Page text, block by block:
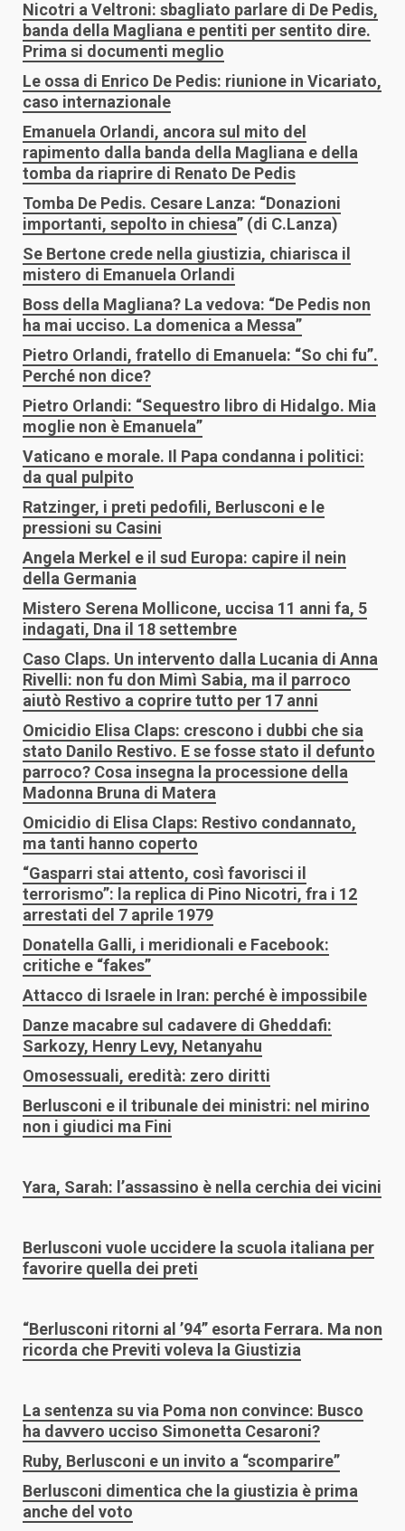
Nicotri a Veltroni: sbagliato parlare di De Pedis,
banda della Magliana e pentiti per sentito dire.
Prima si documenti meglio
Le ossa di Enrico De Pedis: riunione in Vicariato,
caso internazionale
Emanuela Orlandi, ancora sul mito del
rapimento dalla banda della Magliana e della
tomba da riaprire di Renato De Pedis
Tomba De Pedis. Cesare Lanza: “Donazioni
importanti, sepolto in chiesa” (di C.Lanza)
Se Bertone crede nella giustizia, chiarisca il
mistero di Emanuela Orlandi
Boss della Magliana? La vedova: “De Pedis non
ha mai ucciso. La domenica a Messa”
Pietro Orlandi, fratello di Emanuela: “So chi fu”.
Perché non dice?
Pietro Orlandi: “Sequestro libro di Hidalgo. Mia
moglie non è Emanuela”
Vaticano e morale. Il Papa condanna i politici:
da qual pulpito
Ratzinger, i preti pedofili, Berlusconi e le
pressioni su Casini
Angela Merkel e il sud Europa: capire il nein
della Germania
Mistero Serena Mollicone, uccisa 11 anni fa, 5
indagati, Dna il 18 settembre
Caso Claps. Un intervento dalla Lucania di Anna
Rivelli: non fu don Mimì Sabia, ma il parroco
aiutò Restivo a coprire tutto per 17 anni
Omicidio Elisa Claps: crescono i dubbi che sia
stato Danilo Restivo. E se fosse stato il defunto
parroco? Cosa insegna la processione della
Madonna Bruna di Matera
Omicidio di Elisa Claps: Restivo condannato,
ma tanti hanno coperto
“Gasparri stai attento, così favorisci il
terrorismo”: la replica di Pino Nicotri, fra i 12
arrestati del 7 aprile 1979
Donatella Galli, i meridionali e Facebook:
critiche e “fakes”
Attacco di Israele in Iran: perché è impossibile
Danze macabre sul cadavere di Gheddafi:
Sarkozy, Henry Levy, Netanyahu
Omosessuali, eredità: zero diritti
Berlusconi e il tribunale dei ministri: nel mirino
non i giudici ma Fini
Yara, Sarah: l’assassino è nella cerchia dei vicini
Berlusconi vuole uccidere la scuola italiana per
favorire quella dei preti
“Berlusconi ritorni al ’94” esorta Ferrara. Ma non
ricorda che Previti voleva la Giustizia
La sentenza su via Poma non convince: Busco
ha davvero ucciso Simonetta Cesaroni?
Ruby, Berlusconi e un invito a “scomparire”
Berlusconi dimentica che la giustizia è prima
anche del voto